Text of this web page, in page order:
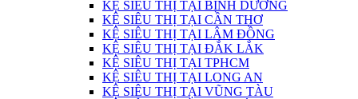
KỆ SIÊU THỊ TẠI BÌNH DƯƠNG
KỆ SIÊU THỊ TẠI CẦN THƠ
KỆ SIÊU THỊ TẠI LÂM ĐỒNG
KỆ SIÊU THỊ TẠI ĐẮK LẮK
KỆ SIÊU THỊ TẠI TPHCM
KỆ SIÊU THỊ TẠI LONG AN
KỆ SIÊU THỊ TẠI VŨNG TÀU